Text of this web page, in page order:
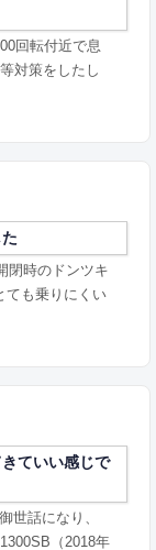
回転付近で息
対策をしたし
閉時のドンツキ
ても乗りにくい
ていい感じで
世話になり、
（2018年